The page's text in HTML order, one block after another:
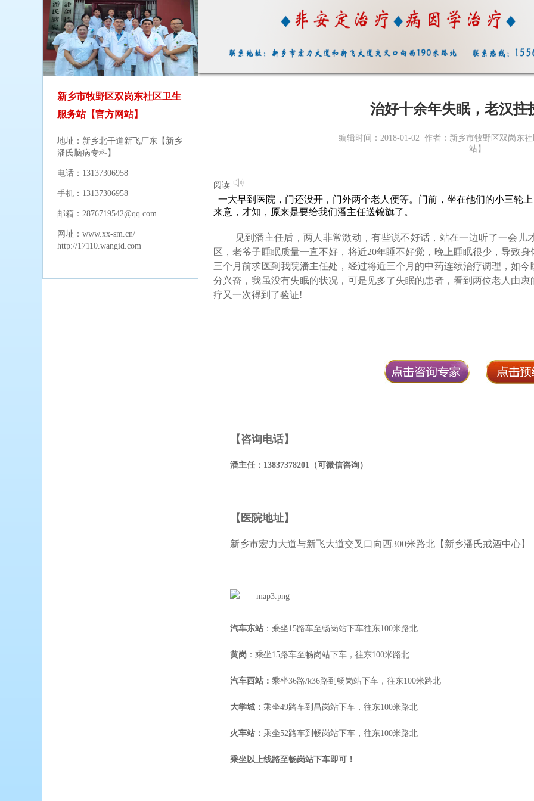
新乡市牧野区双岗东社区卫生
服务站【官方网站】
地址：新乡北干道新飞厂东【新乡
潘氏脑病专科】
电话：13137306958
手机：13137306958
邮箱：2876719542@qq.com
网址： www.xx-sm.cn/
http://17110.wangid.com
治好十余年失眠，老汉拄
编辑时间：2018-01-02 作者：新乡市牧野区双岗东
站】
阅读
一大早到医院，门还没开，门外两个老人便等。门前，坐在他们的小三轮
来意，才知，原来是要给我们潘主任送锦旗了。
见到潘主任后，两人非常激动，有些说不好话，站在一边听了一会儿
区，老爷子睡眠质量一直不好，将近20年睡不好觉，晚上睡眠很少，导致
三个月前求医到我院潘主任处，经过将近三个月的中药连续治疗调理，如
分兴奋，我虽没有失眠的状况，可是见多了失眠的患者，看到两位老人由
疗又一次得到了验证!
【咨询电话】
潘主任： 13837378201 （可微信咨询）
【医院地址】
新乡市宏力大道与新飞大道交叉口向西300米路北【新乡潘氏戒酒中心】
汽车东站 ：乘坐15路车至畅岗站下车往东100米路北
黄岗 ：乘坐15路车至畅岗站下车，往东100米路北
汽车西站： 乘坐36路/k36路到畅岗站下车，往东100米路北
大学城： 乘坐49路车到昌岗站下车，往东100米路北
火车站： 乘坐52路车到畅岗站下车，往东100米路北
乘坐以上线路至畅岗站下车即可！